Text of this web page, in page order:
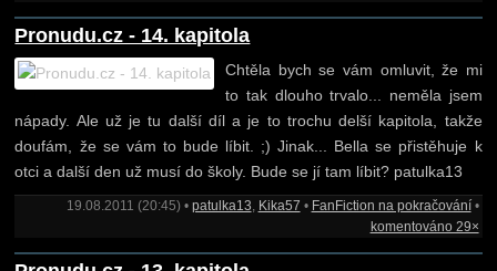
Pronudu.cz - 14. kapitola
Chtěla bych se vám omluvit, že mi
to tak dlouho trvalo... neměla jsem
nápady. Ale už je tu další díl a je to trochu delší kapitola, takže
doufám, že se vám to bude líbit. ;) Jinak... Bella se přistěhuje k
otci a další den už musí do školy. Bude se jí tam líbit? patulka13
19.08.2011 (20:45) • patulka13, Kika57 • FanFiction na pokračování•
komentováno 29×